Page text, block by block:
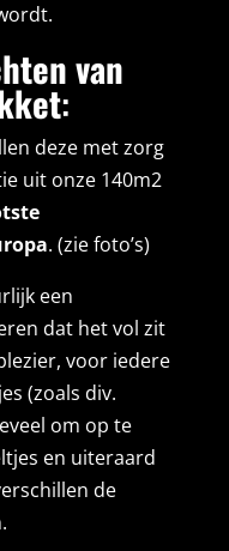
van
:
deze met zorg
uit onze 140m2
. (zie foto’s)
een
dat het vol zit
voor iedere
(zoals div.
om op te
en uiteraard
de